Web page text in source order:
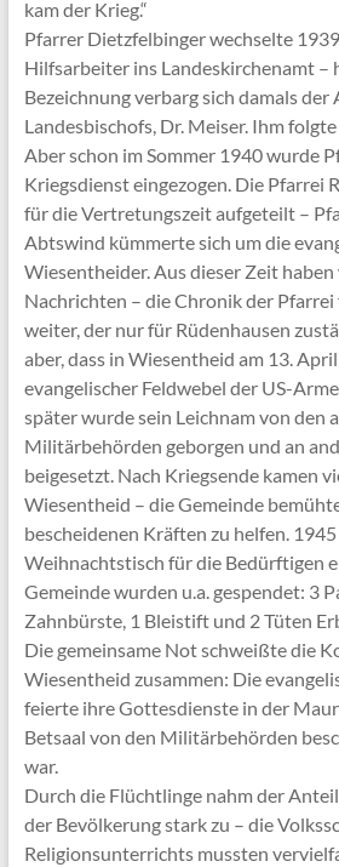
kam der Krieg.“
Pfarrer Dietzfelbinger wechselte
Hilfsarbeiter ins Landeskirchenamt –
Bezeichnung verbarg sich damals der
Landesbischofs, Dr. Meiser. Ihm
Aber schon im Sommer 1940 wurde
Kriegsdienst eingezogen. Die Pfarrei
für die Vertretungszeit aufgeteilt –
Abtswind kümmerte sich um die
Wiesentheider. Aus dieser Zeit
Nachrichten – die Chronik der
weiter, der nur für Rüdenhausen
aber, dass in Wiesentheid am 13.
evangelischer Feldwebel der US-
später wurde sein Leichnam von den
Militärbehörden geborgen und an
beigesetzt. Nach Kriegsende kamen
Wiesentheid – die Gemeinde
bescheidenen Kräften zu helfen.
Weihnachtstisch für die Bedürftigen
Gemeinde wurden u.a. gespendet: 3
Zahnbürste, 1 Bleistift und 2 Tüten
Die gemeinsame Not schweißte die
Wiesentheid zusammen: Die
feierte ihre Gottesdienste in der
Betsaal von den Militärbehörden
war.
Durch die Flüchtlinge nahm der
der Bevölkerung stark zu – die
Religionsunterrichts mussten